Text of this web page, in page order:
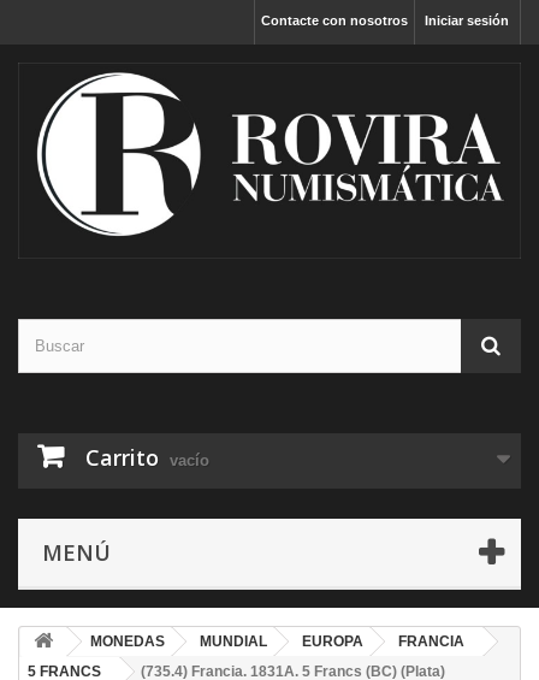
Iniciar sesión
Contacte con nosotros
Carrito vacío
MENÚ
MONEDAS MUNDIAL EUROPA
FRANCIA
5 FRANCS
(735.4) Francia. 1831A. 5 Francs (BC) (Plata)